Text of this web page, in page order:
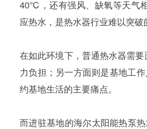
40℃，还有强风、缺氧等天气
应热水，是热水器行业难以突破
在如此环境下，普通热水器需
力负担；另一方面则是基地工
约基地生活的主要痛点。
而进驻基地的海尔太阳能热泵